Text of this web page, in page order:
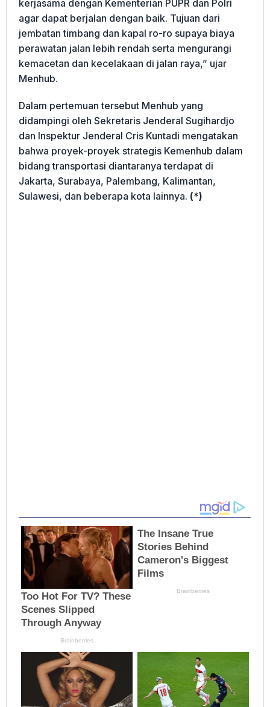
kerjasama dengan Kementerian PUPR dan Polri
agar dapat berjalan dengan baik. Tujuan dari
jembatan timbang dan kapal ro-ro supaya biaya
perawatan jalan lebih rendah serta mengurangi
kemacetan dan kecelakaan di jalan raya,” ujar
Menhub.
Dalam pertemuan tersebut Menhub yang
didampingi oleh Sekretaris Jenderal Sugihardjo
dan Inspektur Jenderal Cris Kuntadi mengatakan
bahwa proyek-proyek strategis Kemenhub dalam
bidang transportasi diantaranya terdapat di
Jakarta, Surabaya, Palembang, Kalimantan,
Sulawesi, dan beberapa kota lainnya. (*)